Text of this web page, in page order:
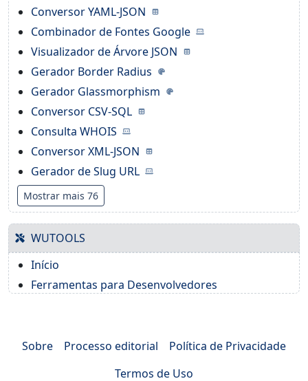
Conversor YAML-JSON
Combinador de Fontes Google
Visualizador de Árvore JSON
Gerador Border Radius
Gerador Glassmorphism
Conversor CSV-SQL
Consulta WHOIS
Conversor XML-JSON
Gerador de Slug URL
Mostrar mais 76
WUTOOLS
Início
Ferramentas para Desenvolvedores
Sobre Processo editorial
Política de Privacidade
Termos de Uso